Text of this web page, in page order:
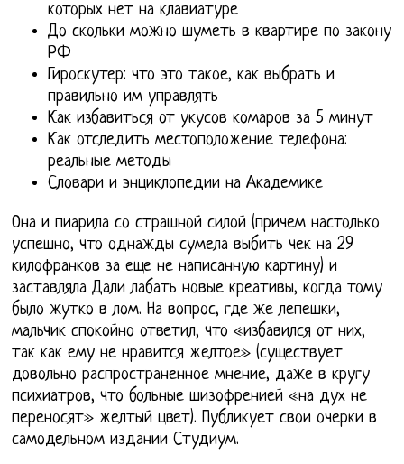
которых нет на клавиатуре
До скольки можно шуметь в квартире по закону
РФ
Гироскутер: что это такое, как выбрать и
правильно им управлять
Как избавиться от укусов комаров за 5 минут
Как отследить местоположение телефона:
реальные методы
Словари и энциклопедии на Академике
Она и пиарила со страшной силой (причем настолько
успешно, что однажды сумела выбить чек на 29
килофранков за еще не написанную картину) и
заставляла Дали лабать новые креативы, когда тому
было жутко в лом. На вопрос, где же лепешки,
мальчик спокойно ответил, что «избавился от них,
так как ему не нравится желтое» (существует
довольно распространенное мнение, даже в кругу
психиатров, что больные шизофренией «на дух не
переносят» желтый цвет). Публикует свои очерки в
самодельном издании Студиум.